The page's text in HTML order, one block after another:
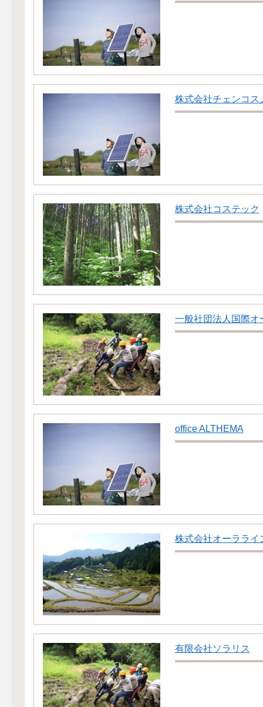
株式会社チェンコス
株式会社コステック
一般社団法人国際オ
office ALTHEMA
株式会社オーラライ
有限会社ソラリス